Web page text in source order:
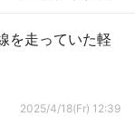
を走っていた軽
2025/4/18(Fr) 12:39